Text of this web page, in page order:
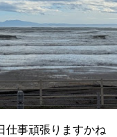
仕事頑張りますかね